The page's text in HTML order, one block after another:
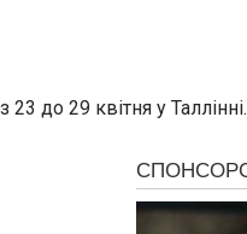
23 до 29 квітня у Таллінні.